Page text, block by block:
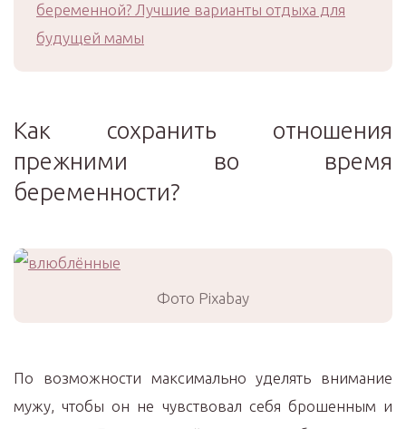
беременной? Лучшие варианты отдыха для
будущей мамы
Как сохранить отношения
прежними во время
беременности?
Фото Pixabay
По возможности максимально уделять внимание
мужу, чтобы он не чувствовал себя брошенным и